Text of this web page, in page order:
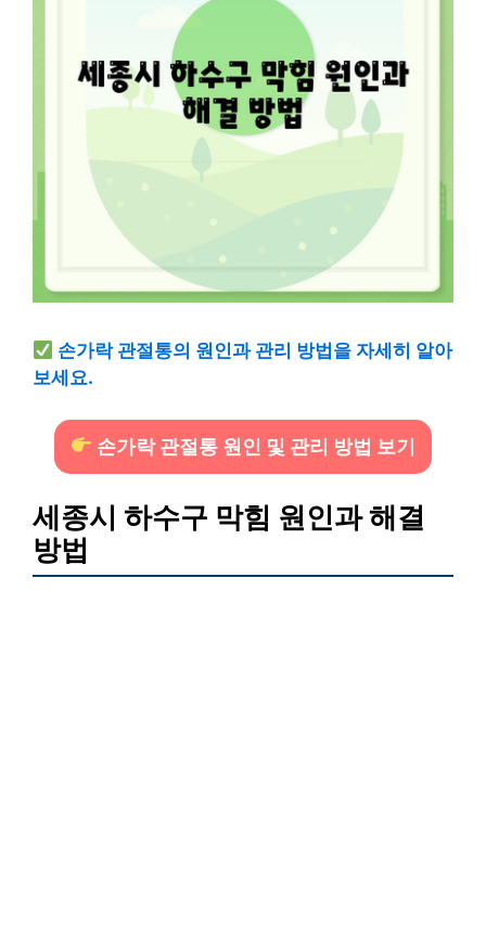
손가락 관절통의 원인과 관리 방법을 자세히 알아
보세요.
손가락 관절통 원인 및 관리 방법 보기
세종시 하수구 막힘 원인과 해결
방법